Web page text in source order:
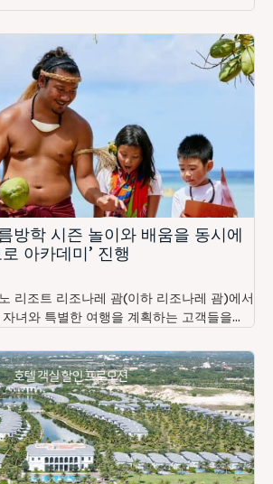
방학 시즌 놀이와 배움을 동시에
아카데미’ 진행
리조트 리조나레 괌(이하 리조나레 괌)에서
녀와 특별한 여행을 계획하는 고객들을...